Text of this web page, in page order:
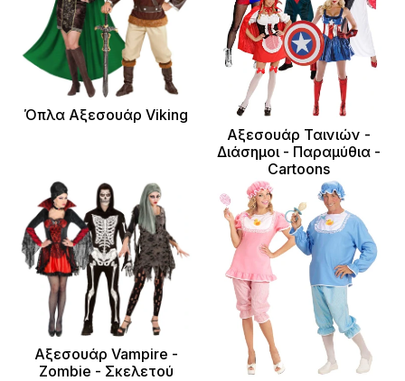
Όπλα Αξεσουάρ Viking
Αξεσουάρ Ταινιών -
Διάσημοι - Παραμύθια -
Cartoons
Αξεσουάρ Vampire -
Zombie - Σκελετού